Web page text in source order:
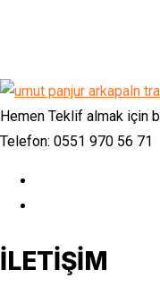
Hemen Teklif almak için
Telefon: 0551 970 56 71
İLETİŞİM